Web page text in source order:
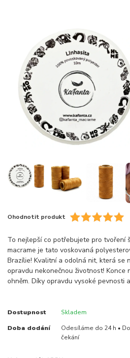
Ohodnotit produkt
To nejlepší co potřebujete pro tvoření
macrame je tato voskovaná
Brazílie! Kvalitní a odolná nit, která se
opravdu nekonečnou životnost!
ohněm. Díky opravdu vysoké pevnosti
Dostupnost Skladem
Doba dodání
Odesíláme do 24 h •
čekání